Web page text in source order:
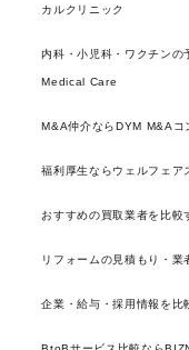
カルクリニック
内科・小児科・ワクチン
Medical Care
M&A仲介ならDYM M&Aコ
福利厚生ならウェルフェア
おすすめの買取業者を比較
リフォームの見積もり・
企業・給与・採用情報を比